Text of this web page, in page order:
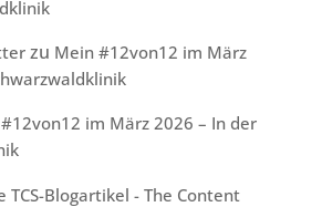
zu Mein #12von12 im März
im März 2026 – In der
TCS-Blogartikel - The Content